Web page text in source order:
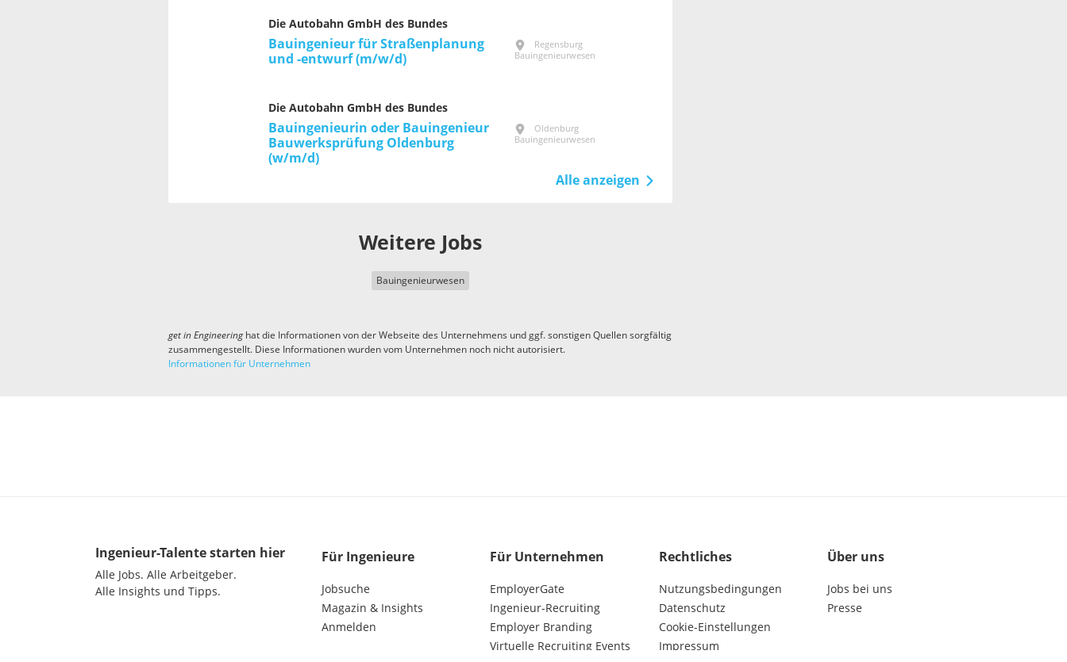
Die Autobahn GmbH des Bundes
Bauingenieur für Straßenplanung
und -entwurf (m/w/d)
Regensburg
Bauingenieurwesen
Die Autobahn GmbH des Bundes
Bauingenieurin oder Bauingenieur
Bauwerksprüfung Oldenburg
(w/m/d)
Oldenburg
Bauingenieurwesen
Alle anzeigen
Weitere Jobs
Bauingenieurwesen
get in Engineeringhat die Informationen von der Webseite des Unternehmens und ggf. sonstigen Quellen sorgfältig
zusammengestellt. Diese Informationen wurden vom Unternehmen noch nicht autorisiert.
Informationen für Unternehmen
Ingenieur-Talente starten hier
Alle Jobs. Alle Arbeitgeber.
Alle Insights und Tipps.
Für Ingenieure
Jobsuche
Magazin & Insights
Anmelden
Für Unternehmen
EmployerGate
Ingenieur-Recruiting
Employer Branding
Virtuelle Recruiting Events
Rechtliches
Nutzungsbedingungen
Datenschutz
Cookie-Einstellungen
Impressum
Über uns
Jobs bei uns
Presse